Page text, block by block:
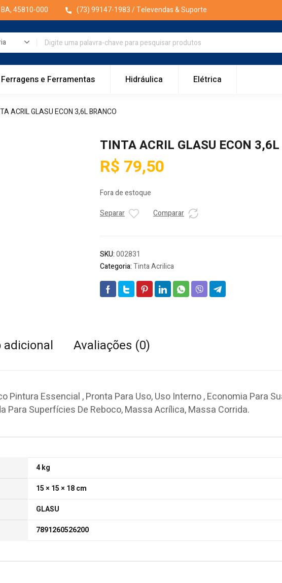
45810-000 (73) 99147-1983/ Televendas & Suporte
Ferragens e Ferramentas Hidráulica Elétrica
ACRIL GLASU ECON 3,6L BRANCO
TINTA ACRIL GLASU ECON
R$ 79,50
Fora de estoque
Separar
Comparar
SKU:002831
Categoria:Tinta Acrilica
Avaliações (0)
Pintura Essencial , Pronta Para Uso, Uso Interno , Economia Para
Para Superfícies De Reboco, Massa Acrílica, Massa Corrida.
4 kg
15 × 15 × 18 cm
GLASU
7891260526200